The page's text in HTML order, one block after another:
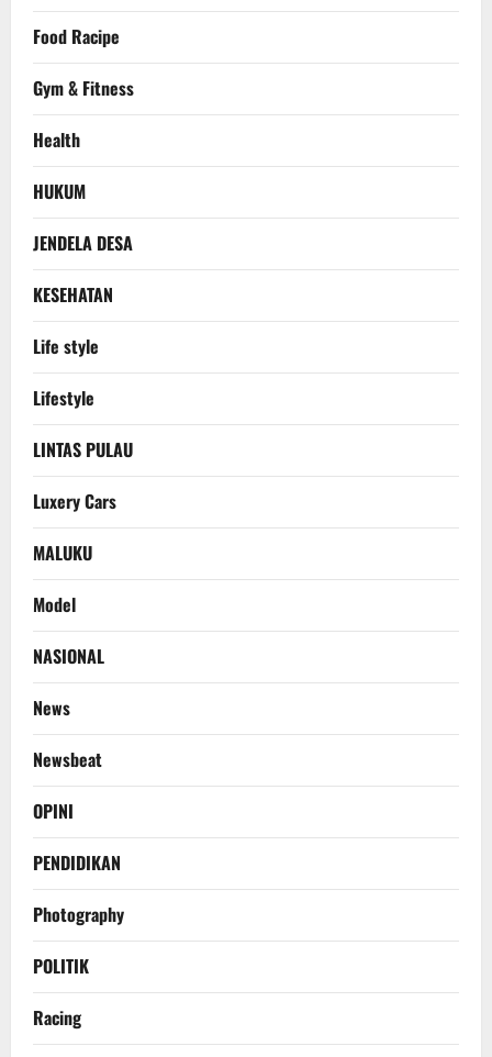
Food Racipe
Gym & Fitness
Health
HUKUM
JENDELA DESA
KESEHATAN
Life style
Lifestyle
LINTAS PULAU
Luxery Cars
MALUKU
Model
NASIONAL
News
Newsbeat
OPINI
PENDIDIKAN
Photography
POLITIK
Racing